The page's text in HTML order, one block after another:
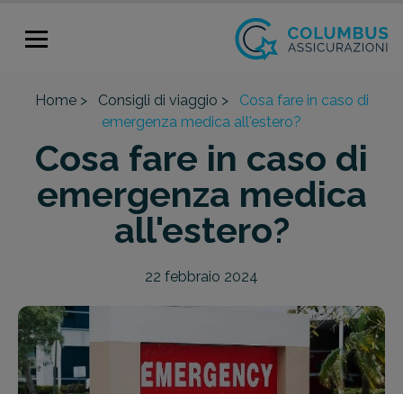
Home > Consigli di viaggio >
Cosa fare in caso di
emergenza medica all'estero?
Cosa fare in caso di
emergenza medica
all'estero?
22 febbraio 2024